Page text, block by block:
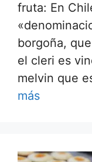
fruta: En
borgoña,
el cleri es
melvin que
más